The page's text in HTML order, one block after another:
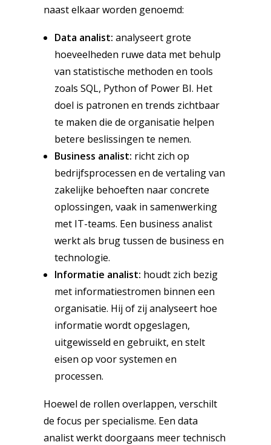
naast elkaar worden genoemd:
Data analist: analyseert grote
hoeveelheden ruwe data met behulp
van statistische methoden en tools
zoals SQL, Python of Power BI. Het
doel is patronen en trends zichtbaar
te maken die de organisatie helpen
betere beslissingen te nemen.
Business analist: richt zich op
bedrijfsprocessen en de vertaling van
zakelijke behoeften naar concrete
oplossingen, vaak in samenwerking
met IT-teams. Een business analist
werkt als brug tussen de business en
technologie.
Informatie analist: houdt zich bezig
met informatiestromen binnen een
organisatie. Hij of zij analyseert hoe
informatie wordt opgeslagen,
uitgewisseld en gebruikt, en stelt
eisen op voor systemen en
processen.
Hoewel de rollen overlappen, verschilt
de focus per specialisme. Een data
analist werkt doorgaans meer technisch